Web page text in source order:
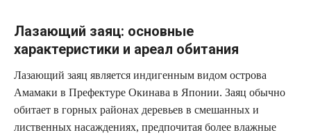
Лазающий заяц: основные
характеристики и ареал обитания
Лазающий заяц является индигенным видом острова
Амамаки в Префектуре Окинава в Японии. Заяц обычно
обитает в горных районах деревьев в смешанных и
лиственных насаждениях, предпочитая более влажные